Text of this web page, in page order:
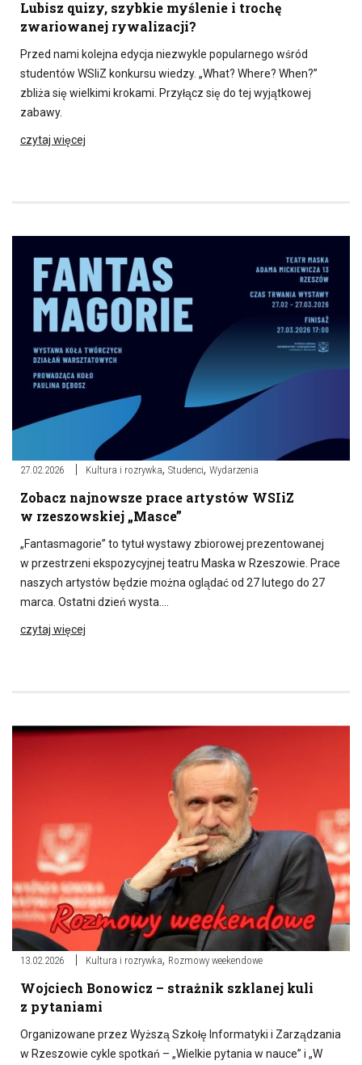
Lubisz quizy, szybkie myślenie i trochę
zwariowanej rywalizacji?
Przed nami kolejna edycja niezwykle popularnego wśród
studentów WSIiZ konkursu wiedzy. „What? Where? When?”
zbliża się wielkimi krokami. Przyłącz się do tej wyjątkowej
zabawy.
czytaj więcej
27.02.2026 Kultura i rozrywka, Studenci, Wydarzenia
Zobacz najnowsze prace artystów WSIiZ
w rzeszowskiej „Masce”
„Fantasmagorie” to tytuł wystawy zbiorowej prezentowanej
w przestrzeni ekspozycyjnej teatru Maska w Rzeszowie. Prace
naszych artystów będzie można oglądać od 27 lutego do 27
marca. Ostatni dzień wysta….
czytaj więcej
13.02.2026 Kultura i rozrywka, Rozmowy weekendowe
Wojciech Bonowicz – strażnik szklanej kuli
z pytaniami
Organizowane przez Wyższą Szkołę Informatyki i Zarządzania
w Rzeszowie cykle spotkań – „Wielkie pytania w nauce” i „W